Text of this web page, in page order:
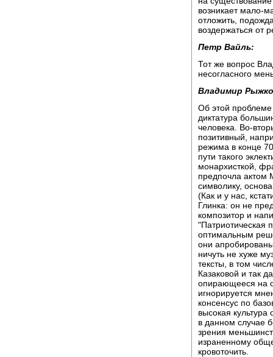
возникает мало-
отложить,
воздержаться от
Петр Вайль:
Тот же вопрос
несогласного
Владимир
Об этой
диктатура
человека. Во-
позитивный,
режима в конце
пути такого
монархисткой,
предпочла актом
символику,
(Как и у нас,
Глинка: он не
композитор и
"Патриотическая
оптимальным
они
ничуть не хуже
тексты, в том
Казаковой и так
опирающееся на
игнорируется
консенсус по
высокая
в данном случае
зрения
израненному
кровоточить.